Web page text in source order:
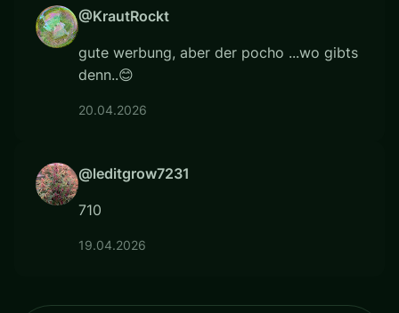
@KrautRockt
gute werbung, aber der pocho ...wo gibts
denn..😊
20.04.2026
@leditgrow7231
710
19.04.2026